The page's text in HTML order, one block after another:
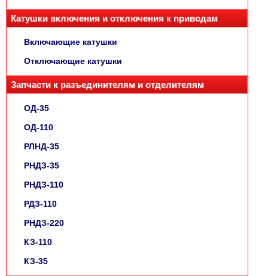
Катушки включения и отключения к приводам
Включающие катушки
Отключающие катушки
Запчасти к разъединителям и отделителям
ОД-35
ОД-110
РЛНД-35
РНДЗ-35
РНДЗ-110
РДЗ-110
РНДЗ-220
КЗ-110
КЗ-35